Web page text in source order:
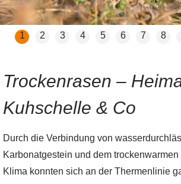
1 2 3 4 5 6 7 8
Trockenrasen –
Kuhschelle & Co
Durch die Verbindung von
Karbonatgestein und dem
Klima konnten sich an der Thermenlinie